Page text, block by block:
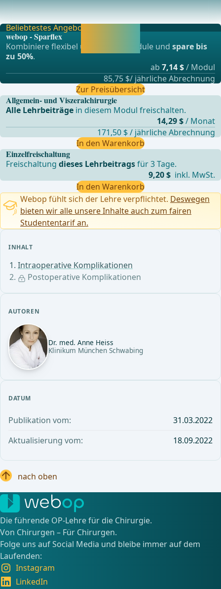
INHALT
Intraoperative Komplikationen
Postoperative Komplikationen
AUTOREN
Dr. med. Anne Heiss
Klinikum München Schwabing
DATUM
Publikation vom:
31.03.2022
Aktualisierung vom:
18.09.2022
Anastomoseninsuffizienz (bei elektiven Kolonresektionen
1-3 %)Anastomosen-Insuffizienzen stellen di
Einzelfreischaltung
Freischaltungdieses Lehrbeitragsfür 3 Tage.
9,20 $ inkl. MwSt.
In den Warenkorb
Beliebtestes Angebot
webop - Sparflex
Kombiniere flexibel unsere Lernmodule undspare bis
zu 50%.
ab 7,14 $/ Modul
85,75 $/ jährliche Abrechnung
Zur Preisübersicht
Allgemein- und Viszeralchirurgie
Alle Lehrbeiträge in diesem Modul freischalten.
14,29 $/ Monat
171,50 $ / jährliche Abrechnung
In den Warenkorb
Webop fühlt sich der Lehre verpflichtet. Deswegen
bieten wir alle unsere Inhalte auch zum fairen
Studententarif an.
nach oben
Die führende OP-Lehre für die Chirurgie.
Von Chirurgen – Für Chirurgen.
Folge uns auf Social Media und bleibe immer auf dem
Laufenden:
Instagram
LinkedIn